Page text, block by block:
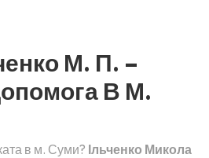
М. П. –
В М.
в м. Суми? Ільченко Микола